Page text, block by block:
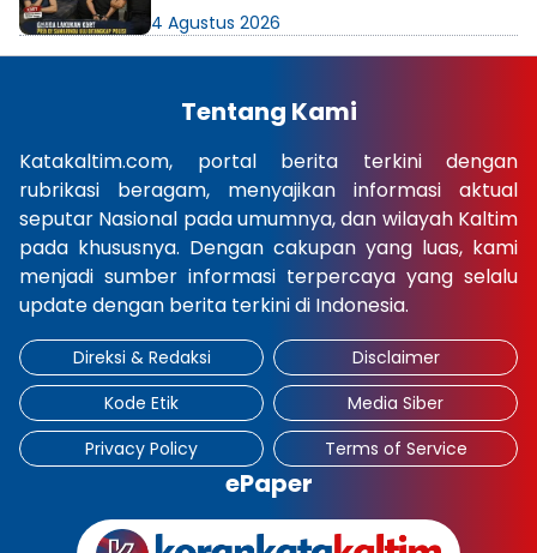
4 Agustus 2026
Tentang Kami
Katakaltim.com, portal berita terkini dengan
rubrikasi beragam, menyajikan informasi aktual
seputar Nasional pada umumnya, dan wilayah Kaltim
pada khususnya. Dengan cakupan yang luas, kami
menjadi sumber informasi terpercaya yang selalu
update dengan berita terkini di Indonesia.
Direksi & Redaksi
Disclaimer
Kode Etik
Media Siber
Privacy Policy
Terms of Service
ePaper